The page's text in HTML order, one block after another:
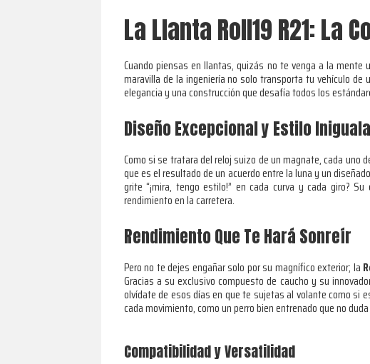
La Llanta Roll19 R21: La
Cuando piensas en llantas, quizás no te venga a la
maravilla de la ingeniería no solo transporta tu vehículo
elegancia y una construcción que desafía todos los
Diseño Excepcional y Estilo
Como si se tratara del reloj suizo de un magnate, cada uno
que es el resultado de un acuerdo entre la luna y un
grite “¡mira, tengo estilo!” en cada curva y cada giro?
rendimiento en la carretera.
Rendimiento Que Te Hará Sonreír
Pero no te dejes engañar solo por su magnífico exterior; la
Gracias a su exclusivo compuesto de caucho y su
olvídate de esos días en que te sujetas al volante como si
cada movimiento, como un perro bien entrenado que no
Compatibilidad y Versatilidad